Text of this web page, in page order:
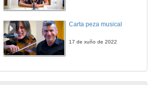
Carta peza musical
17 de xuño de 2022